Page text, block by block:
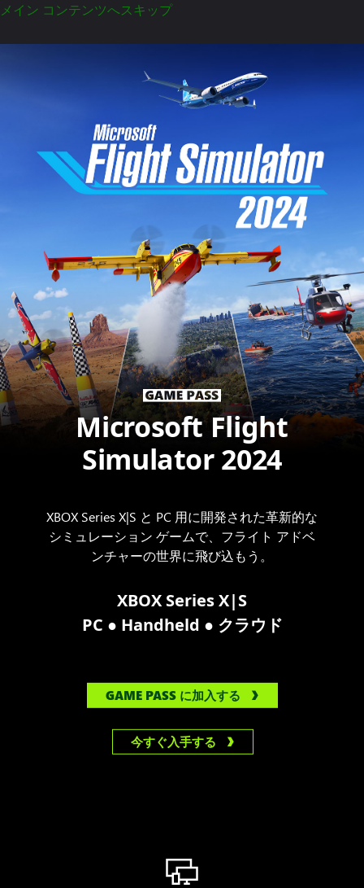
メイン コンテンツへスキップ
Microsoft Flight
Simulator 2024
XBOX Series X|S と PC 用に開発された革新的な
シミュレーション ゲームで、フライト アドベ
ンチャーの世界に飛び込もう。
XBOX Series X|S
PC ● Handheld ● クラウド
GAME PASS に加入する
今すぐ入手する